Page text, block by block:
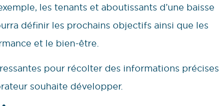
les tenants et aboutissants d’une baisse
définir les prochains objectifs ainsi que les
et le bien-être.
pour récolter des informations précises
souhaite développer.